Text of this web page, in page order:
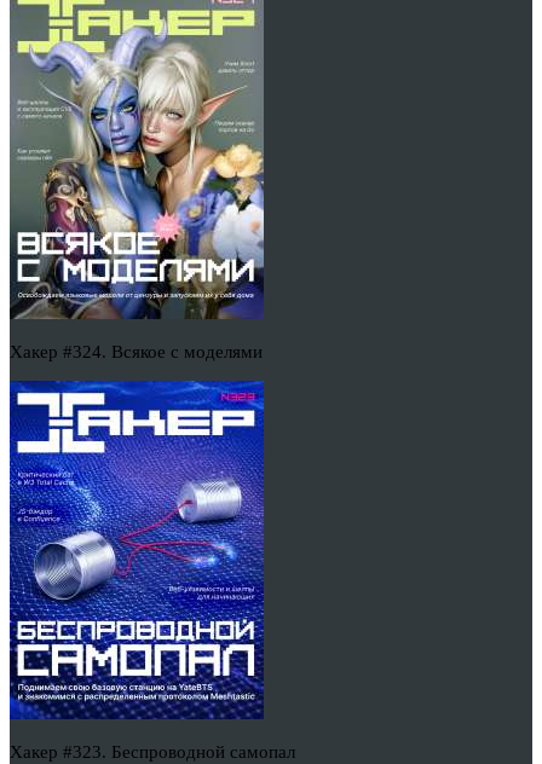
Хакер #324. Всякое с моделями
Хакер #323. Беспроводной самопал